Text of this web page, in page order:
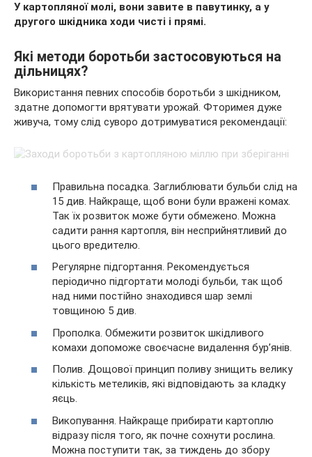
У картопляної молі, вони завите в павутинку, а у
другого шкідника ходи чисті і прямі.
Які методи боротьби застосовуються на
дільницях?
Використання певних способів боротьби з шкідником,
здатне допомогти врятувати урожай. Фторимея дуже
живуча, тому слід суворо дотримуватися рекомендації:
Правильна посадка. Заглиблювати бульби слід на
15 див. Найкраще, щоб вони були вражені комах.
Так їх розвиток може бути обмежено. Можна
садити рання картопля, він несприйнятливий до
цього вредителю.
Регулярне підгортання. Рекомендується
періодично підгортати молоді бульби, так щоб
над ними постійно знаходився шар землі
товщиною 5 див.
Прополка. Обмежити розвиток шкідливого
комахи допоможе своєчасне видалення бур’янів.
Полив. Дощової принцип поливу знищить велику
кількість метеликів, які відповідають за кладку
яєць.
Викопування. Найкраще прибирати картоплю
відразу після того, як почне сохнути рослина.
Можна поступити так, за тиждень до збору